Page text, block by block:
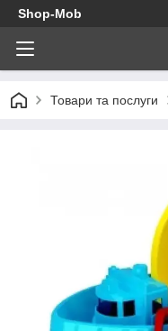
Shop-Mob
Товари та послуги